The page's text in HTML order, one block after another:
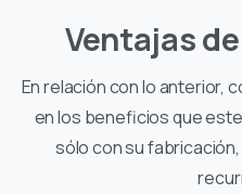
Ventajas
En relación con lo anterior,
en los beneficios que
sólo con su